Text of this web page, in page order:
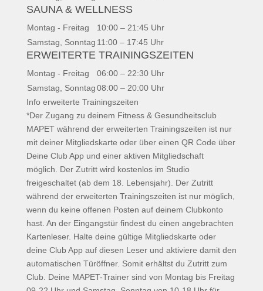
SAUNA & WELLNESS
Montag - Freitag
10:00 – 21:45 Uhr
Samstag, Sonntag 11:00 – 17:45 Uhr
ERWEITERTE TRAININGSZEITEN
Montag - Freitag
06:00 – 22:30 Uhr
Samstag, Sonntag08:00 – 20:00 Uhr
Info erweiterte Trainingszeiten
*Der Zugang zu deinem Fitness & Gesundheitsclub
MAPET während der erweiterten Trainingszeiten ist nur
mit deiner Mitgliedskarte oder über einen QR Code über
Deine Club App und einer aktiven Mitgliedschaft
möglich. Der Zutritt wird kostenlos im Studio
freigeschaltet (ab dem 18. Lebensjahr). Der Zutritt
während der erweiterten Trainingszeiten ist nur möglich,
wenn du keine offenen Posten auf deinem Clubkonto
hast. An der Eingangstür findest du einen angebrachten
Kartenleser. Halte deine gültige Mitgliedskarte oder
deine Club App auf diesen Leser und aktiviere damit den
automatischen Türöffner. Somit erhältst du Zutritt zum
Club. Deine MAPET-Trainer sind von Montag bis Freitag